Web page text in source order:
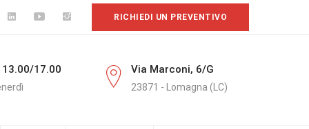
RICHIEDI UN PREVENTIVO
17.00 Via Marconi, 6/G
23871 - Lomagna (LC)